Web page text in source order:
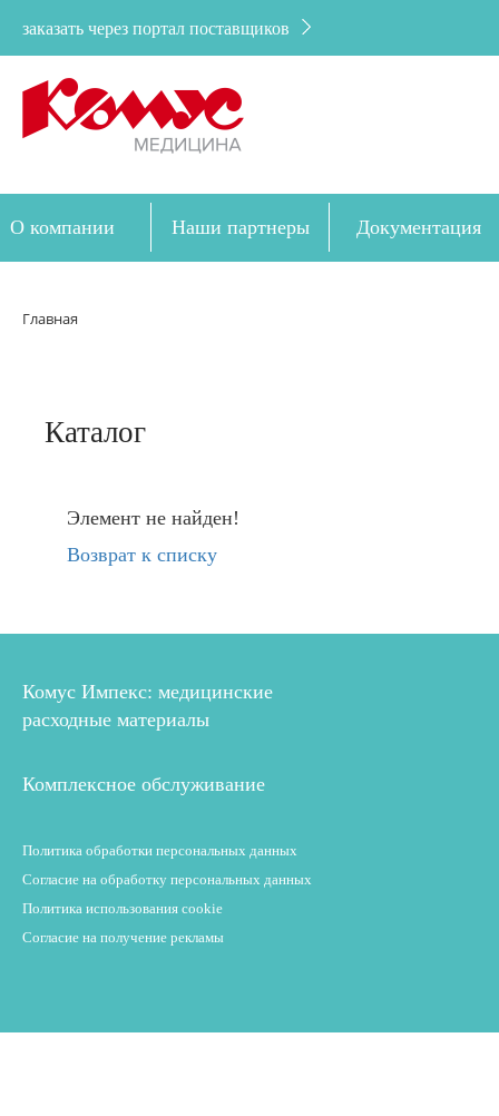
заказать через портал поставщиков
О компании Наши партнеры Документация
Главная
Каталог
Элемент не найден!
Возврат к списку
Комус Импекс: медицинские
расходные материалы
Комплексное обслуживание
Политика обработки персональных данных
Согласие на обработку персональных данных
Политика использования cookie
Согласие на получение рекламы